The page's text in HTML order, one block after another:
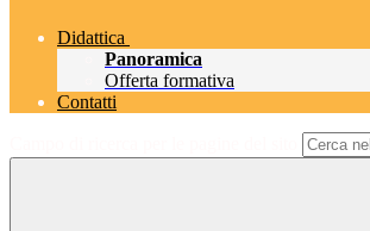
Didattica
Panoramica
Offerta formativa
Contatti